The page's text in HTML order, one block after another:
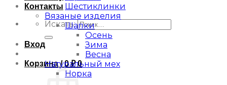
Контакты
Искать:
Вход
Корзина /0₽ 0
Шестиклинки
Вязаные изделия
Шапки
Осень
Зима
Весна
Натуральный мех
Норка